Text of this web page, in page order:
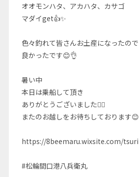
オオモンハタ、アカハタ、カサゴ
マダイget👍✨
色々釣れて皆さんお土産になったので
良かったです😊👌
暑い中
本日は乗船して頂き
ありがとうございました🙇‍♂️
またのお越しをお待ちしております😊
https://8beemaru.wixsite.com/tsuri
#松輪間口港八兵衛丸